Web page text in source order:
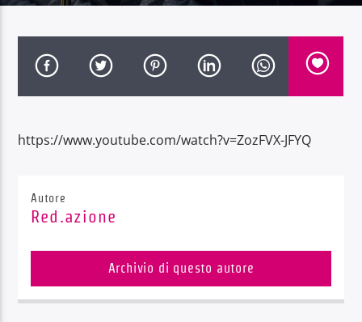
Traccia corrente
Titolo
https://www.youtube.com/watch?v=ZozFVX-JFYQ
Autore
Red.azione
Archivio di questo autore